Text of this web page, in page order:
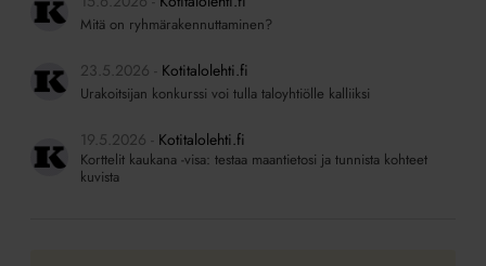
Mitä on ryhmärakennuttaminen?
23.5.2026 Kotitalolehti.fi
Urakoitsijan konkurssi voi tulla taloyhtiölle kalliiksi
19.5.2026 Kotitalolehti.fi
Korttelit kaukana -visa: testaa maantietosi ja tunnista kohteet
kuvista